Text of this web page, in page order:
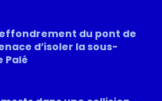
du pont de
d’isoler la sous-
Palé